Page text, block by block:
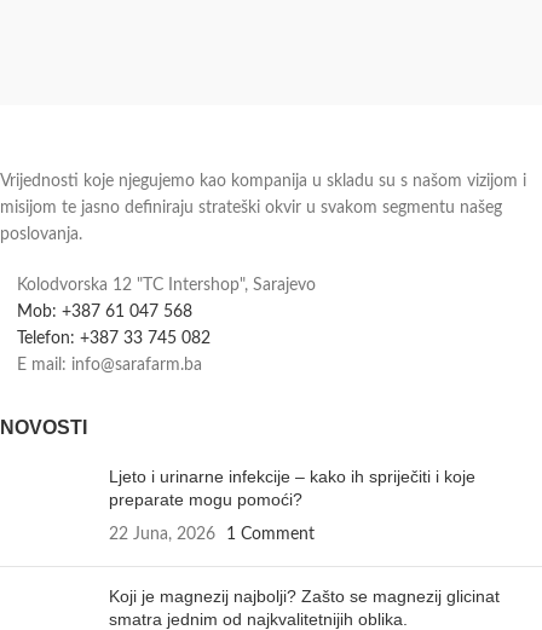
Vrijednosti koje njegujemo kao kompanija u skladu su s našom vizijom i
misijom te jasno definiraju strateški okvir u svakom segmentu našeg
poslovanja.
Kolodvorska 12 "TC Intershop", Sarajevo
Mob: +387 61 047 568
Telefon: +387 33 745 082
E mail: info@sarafarm.ba
NOVOSTI
Ljeto i urinarne infekcije – kako ih spriječiti i koje
preparate mogu pomoći?
22 Juna, 2026 1 Comment
Koji je magnezij najbolji? Zašto se magnezij glicinat
smatra jednim od najkvalitetnijih oblika.